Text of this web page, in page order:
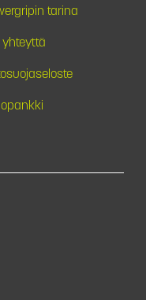
tarina
yhteyttä